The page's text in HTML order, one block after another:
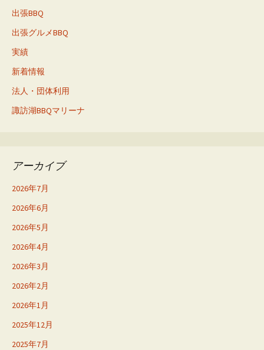
出張BBQ
出張グルメBBQ
実績
新着情報
法人・団体利用
諏訪湖BBQマリーナ
アーカイブ
2026年7月
2026年6月
2026年5月
2026年4月
2026年3月
2026年2月
2026年1月
2025年12月
2025年7月